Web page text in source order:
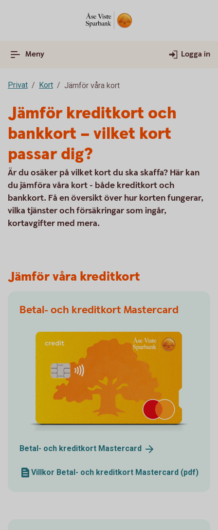
Meny Logga in
Privat Kort Jämför våra kort
Jämför kreditkort och
bankkort – vilket kort
passar dig?
Är du osäker på vilket kort du ska skaffa? Här kan
du jämföra våra kort - både kreditkort och
bankkort. Få en översikt över hur korten fungerar,
vilka tjänster och försäkringar som ingår,
kortavgifter med mera.
Jämför våra kreditkort
Betal- och kreditkort Mastercard
Betal- och kreditkort Mastercard
Villkor Betal- och kreditkort Mastercard (pdf)